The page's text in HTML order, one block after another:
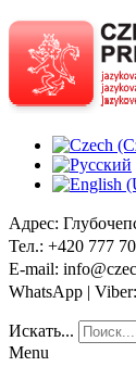
Адрес:
Тел.: +420 777
E-mail:
WhatsApp | Viber
Искать...
Menu